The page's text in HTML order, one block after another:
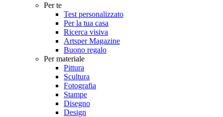
Per te
Test personalizzato
Per la tua casa
Ricerca visiva
Artsper Magazine
Buono regalo
Per materiale
Pittura
Scultura
Fotografia
Stampe
Disegno
Design